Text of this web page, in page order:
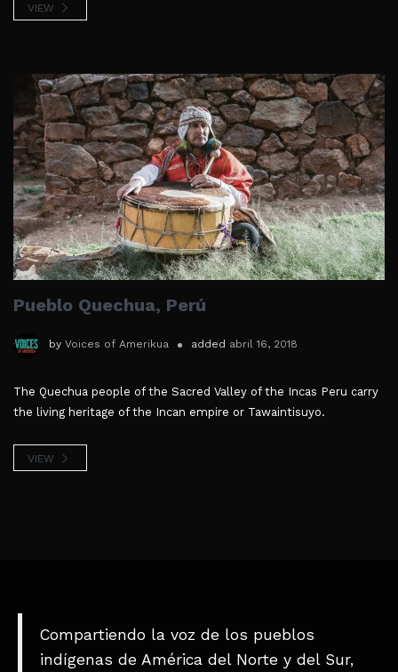
VIEW
Pueblo Quechua, Perú
by Voices of Amerikua added abril 16, 2018
The Quechua people of the Sacred Valley of the Incas Peru carry
the living heritage of the Incan empire or Tawaintisuyo.
VIEW
Compartiendo la voz de los pueblos
indígenas de América del Norte y del Sur,